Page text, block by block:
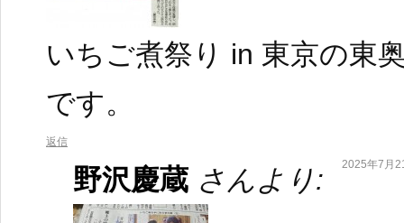
いちご煮祭り in 東京の東
です。
返信
野沢慶蔵 さんより: 2025年7月